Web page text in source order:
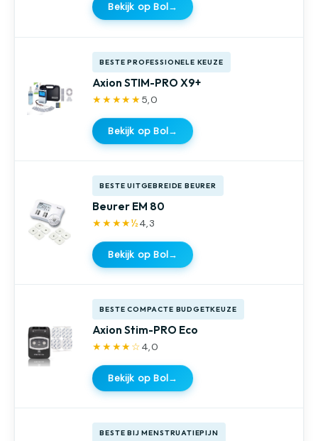
Bekijk op Bol→
BESTE PROFESSIONELE KEUZE
Axion STIM-PRO X9+
★★★★★5,0
Bekijk op Bol→
BESTE UITGEBREIDE BEURER
Beurer EM 80
★★★★½4,3
Bekijk op Bol→
BESTE COMPACTE BUDGETKEUZE
Axion Stim-PRO Eco
★★★★☆4,0
Bekijk op Bol→
BESTE BIJ MENSTRUATIEPIJN